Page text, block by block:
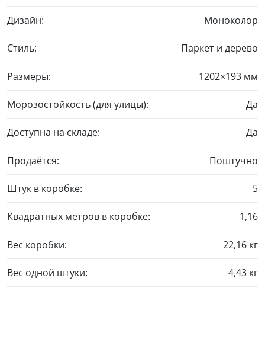
Дизайн: Моноколор
Стиль: Паркет и дерево
Размеры: 1202×193 мм
Морозостойкость (для улицы): Да
Доступна на складе: Да
Продаётся: Поштучно
Штук в коробке: 5
Квадратных метров в коробке: 1,16
Вес коробки: 22,16 кг
Вес одной штуки: 4,43 кг